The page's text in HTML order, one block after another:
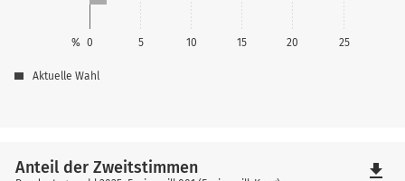
0 5 10 15 20 25
%
Aktuelle Wahl
Anteil der Zweitstimmen file_download